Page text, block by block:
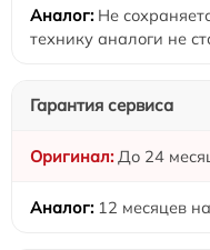
Не
технику аналоги не
Гарантия сервиса
До 24
12 месяцев